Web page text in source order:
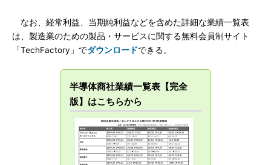
なお、経常利益、当期純利益などを含めた詳細な業績一覧表
は、製造業のための製品・サービスに関する無料会員制サイト
「TechFactory」でダウンロードできる。
半導体商社業績一覧表【完全
版】はこちらから